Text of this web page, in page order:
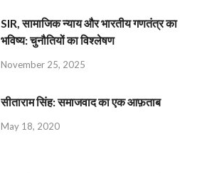
SIR, सामाजिक न्याय और भारतीय गणतंत्र का
भविष्य: चुनौतियों का विश्लेषण
November 25, 2025
सीताराम सिंह: समाजवाद का एक आफ़ताब
May 18, 2020